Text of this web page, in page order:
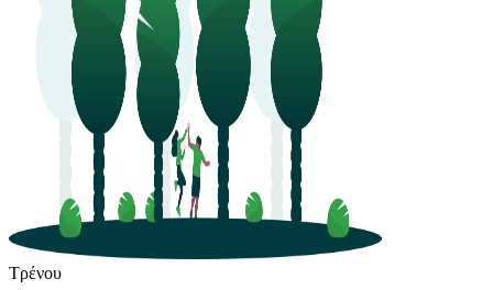
Τρένου